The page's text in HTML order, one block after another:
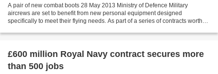
A pair of new combat boots 28 May 2013 Ministry of Defence Military
aircrews are set to benefit from new personal equipment designed
specifically to meet their flying needs. As part of a series of contracts worth
£600 million Royal Navy contract secures more
than 500 jobs